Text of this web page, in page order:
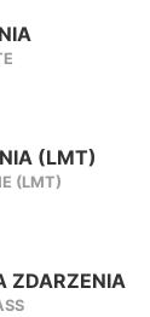
(LMT)
(LMT)
ZDARZENIA